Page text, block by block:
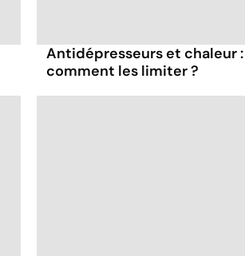
Antidépresseurs et chaleur
comment les limiter ?